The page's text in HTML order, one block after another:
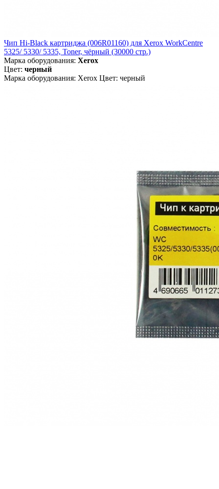
Чип Hi-Black картриджа (006R01160) для Xerox WorkCentre
5325/ 5330/ 5335, Toner, чёрный (30000 стр.)
Марка оборудования: Xerox
Цвет: черный
Марка оборудования: Xerox Цвет: черный